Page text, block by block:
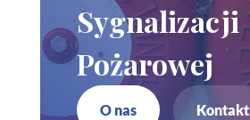
Sygnalizacji
Pożarowej
O nas Kontakt